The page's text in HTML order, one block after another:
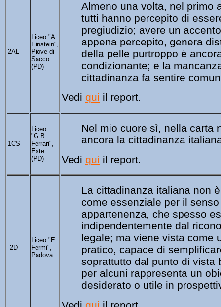
2AL
Liceo "A.
Einstein",
Piove di
Sacco
(PD)
Almeno una volta, nel primo
tutti hanno percepito di
pregiudizio; avere un
appena percepito, genera
della pelle purtroppo è
condizionante; e la
cittadinanza fa sentire
Vedi qui il report.
1CS
Liceo
"G.B.
Ferrari",
Este
(PD)
Nel mio cuore sì, nella carta
ancora la cittadinanza
Vedi qui il report.
2D
Liceo "E.
Fermi",
Padova
La cittadinanza italiana non
come essenziale per il
appartenenza, che spesso
indipendentemente dal
legale; ma viene vista come
pratico, capace di
soprattutto dal punto di vista
per alcuni rappresenta un
desiderato o utile in